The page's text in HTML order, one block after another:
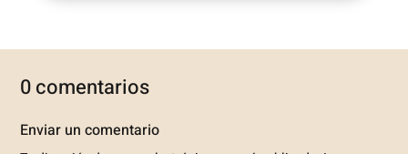
0 comentarios
Enviar un comentario